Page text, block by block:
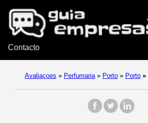
Contacto
Avaliaçoes » Perfumaria » Porto » Porto »